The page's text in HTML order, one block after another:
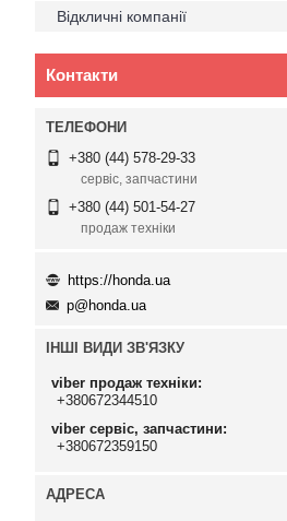
Відкличні компанії
Контакти
+380 (44) 578-29-33
сервіс, запчастини
+380 (44) 501-54-27
продаж техніки
https://honda.ua
p@honda.ua
ІНШІ ВИДИ ЗВ'ЯЗКУ
viber продаж техніки
+380672344510
viber сервіс, запчастини
+380672359150